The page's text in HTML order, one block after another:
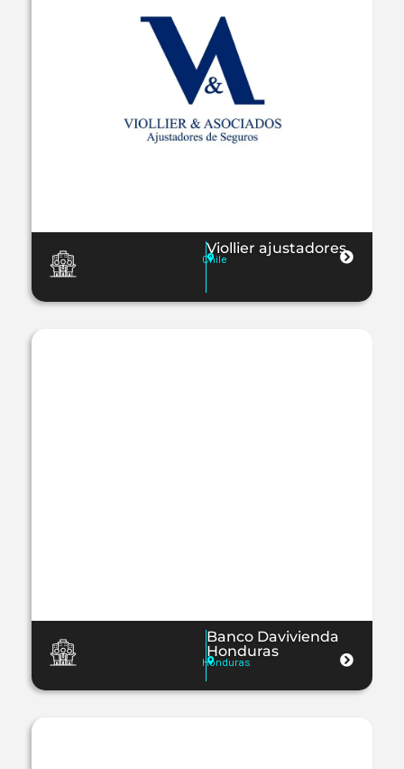
Viollier ajustadores
Chile
Banco Davivienda
Honduras
Honduras